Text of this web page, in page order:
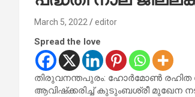
March 5, 2022 editor
Spread the love
തിരുവനന്തപുരം: ഹോർമോൺ രഹിത
ആവിഷ്‌ക്കരിച്ച് കുടുംബശ്രീ മുഖേന